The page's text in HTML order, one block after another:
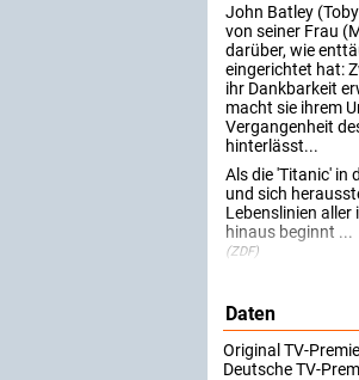
John Batley
von seiner Frau
darüber, wie
eingerichtet hat:
ihr Dankbarkeit
macht sie ihrem
Vergangenheit
hinterlässt...
Als die 'Titanic' in
und sich
Lebenslinien aller
hinaus beginnt ...
(ZDF)
Daten
Original TV-
Deutsche TV-